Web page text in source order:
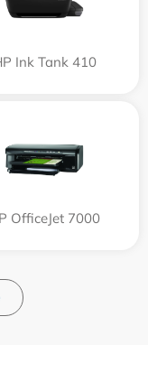
Ink Tank 410
OfficeJet 7000